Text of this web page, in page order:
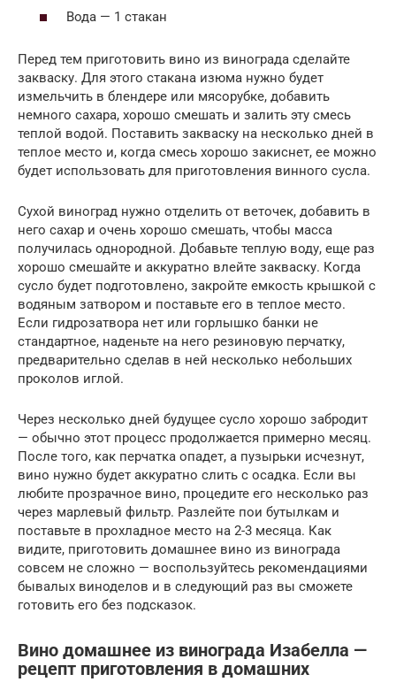
Вода — 1 стакан
Перед тем приготовить вино из винограда сделайте
закваску. Для этого стакана изюма нужно будет
измельчить в блендере или мясорубке, добавить
немного сахара, хорошо смешать и залить эту смесь
теплой водой. Поставить закваску на несколько дней в
теплое место и, когда смесь хорошо закиснет, ее можно
будет использовать для приготовления винного сусла.
Сухой виноград нужно отделить от веточек, добавить в
него сахар и очень хорошо смешать, чтобы масса
получилась однородной. Добавьте теплую воду, еще раз
хорошо смешайте и аккуратно влейте закваску. Когда
сусло будет подготовлено, закройте емкость крышкой с
водяным затвором и поставьте его в теплое место.
Если гидрозатвора нет или горлышко банки не
стандартное, наденьте на него резиновую перчатку,
предварительно сделав в ней несколько небольших
проколов иглой.
Через несколько дней будущее сусло хорошо забродит
— обычно этот процесс продолжается примерно месяц.
После того, как перчатка опадет, а пузырьки исчезнут,
вино нужно будет аккуратно слить с осадка. Если вы
любите прозрачное вино, процедите его несколько раз
через марлевый фильтр. Разлейте пои бутылкам и
поставьте в прохладное место на 2-3 месяца. Как
видите, приготовить домашнее вино из винограда
совсем не сложно — воспользуйтесь рекомендациями
бывалых виноделов и в следующий раз вы сможете
готовить его без подсказок.
Вино домашнее из винограда Изабелла —
рецепт приготовления в домашних